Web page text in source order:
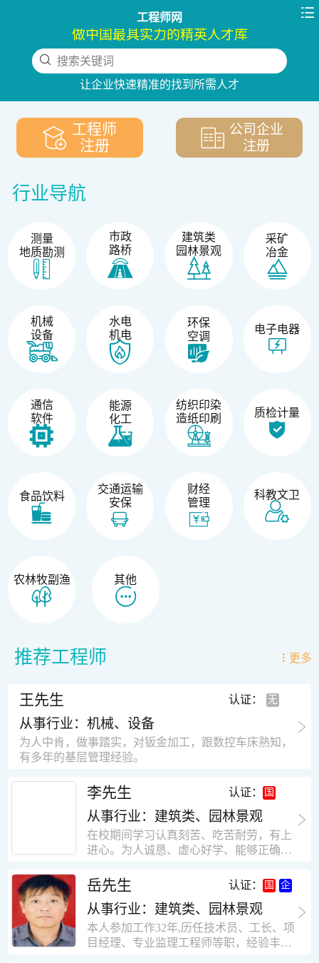
工程师网 
做中国最具实力的精英人才库
搜索关键词
让企业快速精准的找到所需人才
下拉刷新
工程师
注册
公司企业
注册
行业导航
测量
地质勘测
市政
路桥
建筑类
园林景观
采矿
冶金
机械
设备
水电
机电
环保
空调
电子电器
通信
软件
能源
化工
纺织印染
造纸印刷
质检计量
食品饮料
交通运输
安保
财经
管理
科教文卫
农林牧副渔 其他
推荐工程师 更多
王先生 认证：
从事行业：机械、设备
为人中肯，做事踏实，对钣金加工，跟数控车床熟知，
有多年的基层管理经验。
李先生 认证：
从事行业：建筑类、园林景观
在校期间学习认真刻苦、吃苦耐劳，有上
进心。为人诚恳、虚心好学、能够正确对
思想积极上进，接受能力和独立能力强，
有很强的团队精神和集体荣誉感。做事认
真负责，有很强的责任心。秉承山大扎
实、厚重的学风。为人正直、诚信、稳
重。有强烈的上进心、事业心。有很强的
岳先生 认证：
从事行业：建筑类、园林景观
本人参加工作32年,历任技术员、工长、项
目经理、专业监理工程师等职，经验丰